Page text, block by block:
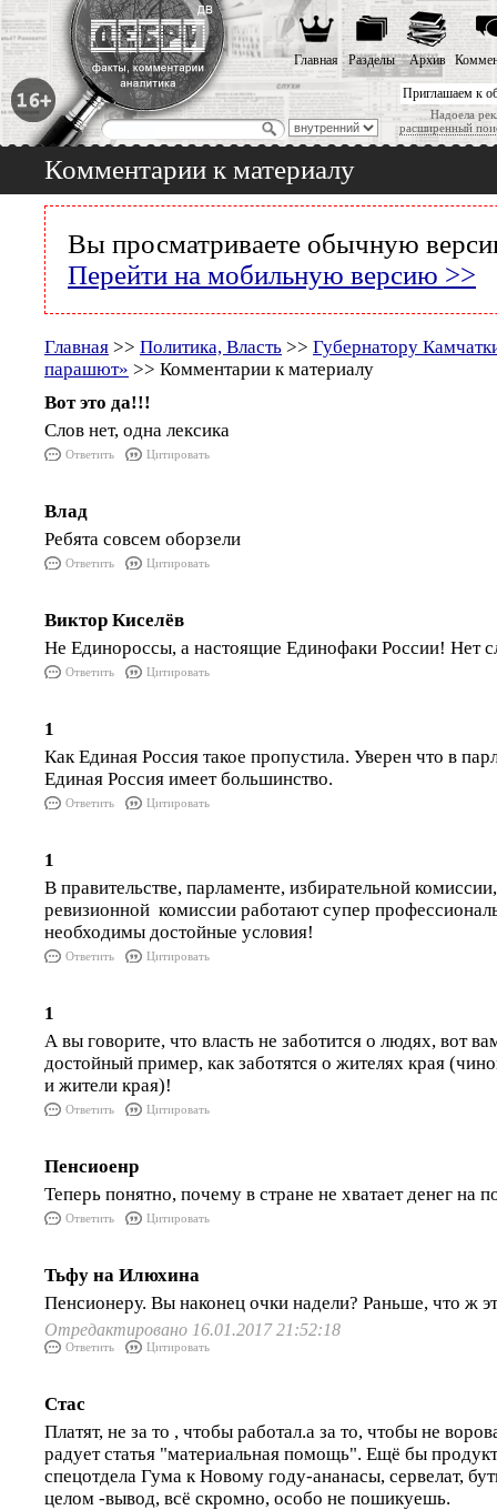
Приглашаем к
Надоела
расширенный
Главная Разделы Архив
Комментарии к материалу
Вы просматриваете обычную
Перейти на мобильную версию >>
Главная >> Политика, Власть >> Губернатору
парашют» >> Комментарии к материалу
Вот это да!!!
Слов нет, одна лексика
Ответить Цитировать
Влад
Ребята совсем оборзели
Ответить Цитировать
Виктор Киселёв
Не Единороссы, а настоящие Единофаки России! Нет
Ответить Цитировать
1
Как Единая Россия такое пропустила. Уверен что в
Единая Россия имеет большинство.
Ответить Цитировать
1
В правительстве, парламенте, избирательной комиссии,
ревизионной комиссии работают супер
необходимы достойные условия!
Ответить Цитировать
1
А вы говорите, что власть не заботится о людях, вот
достойный пример, как заботятся о жителях края
и жители края)!
Ответить Цитировать
Пенсиоенр
Теперь понятно, почему в стране не хватает денег на
Ответить Цитировать
Тьфу на Илюхина
Пенсионеру. Вы наконец очки надели? Раньше, что ж
Отредактировано 16.01.2017 21:52:18
Ответить Цитировать
Стас
Платят, не за то , чтобы работал.а за то, чтобы не
радует статья "материальная помощь". Ещё бы
спецотдела Гума к Новому году-ананасы, сервелат,
целом -вывод, всё скромно, особо не пошикуешь.